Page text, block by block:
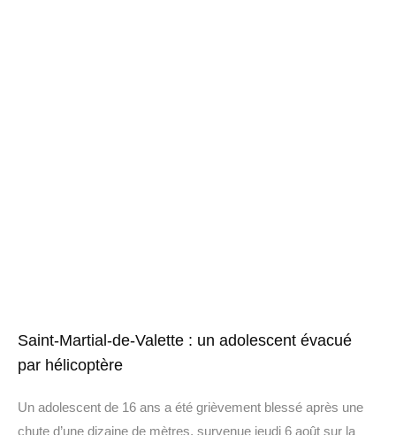
Saint-Martial-de-Valette : un adolescent évacué
par hélicoptère
Un adolescent de 16 ans a été grièvement blessé après une
chute d’une dizaine de mètres, survenue jeudi 6 août sur la